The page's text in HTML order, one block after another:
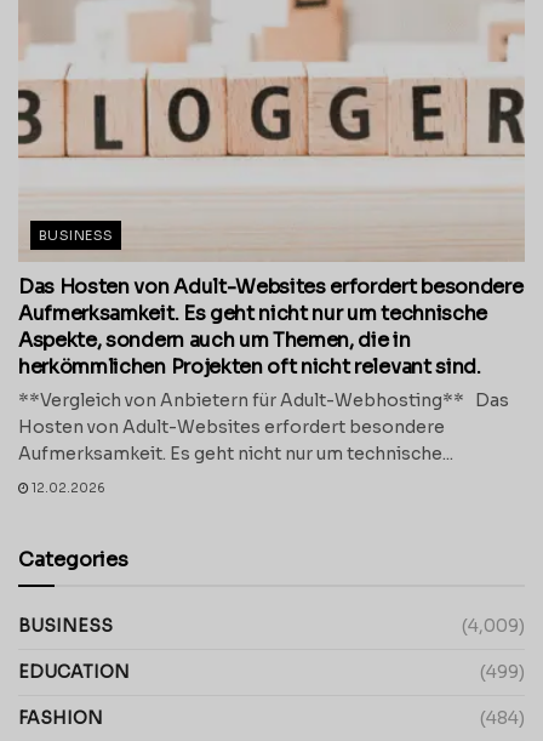
BUSINESS
Das Hosten von Adult-Websites erfordert besondere
Aufmerksamkeit. Es geht nicht nur um technische
Aspekte, sondern auch um Themen, die in
herkömmlichen Projekten oft nicht relevant sind.
**Vergleich von Anbietern für Adult-Webhosting** Das
Hosten von Adult-Websites erfordert besondere
Aufmerksamkeit. Es geht nicht nur um technische...
12.02.2026
Categories
BUSINESS (4,009)
EDUCATION (499)
FASHION (484)